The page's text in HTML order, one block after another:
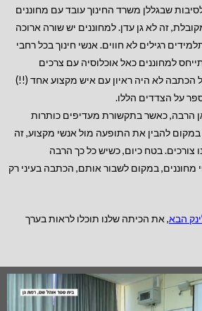
שבגללן משרד החינוך עובד עם מחוננים
זה לא גן עדן. למחוננים יש שורה ארוכה
רגילים לא חווים. אנשי חינוך בכל רחבי
למחוננים כאל אוכלוסיה עם צרכים
הכתבה לא היה ראיון עם איש מקצוע אחד (!!)
על הצדדים הללו.
הרבה, כאשר בתקשורת מעדיפים כותרות
להבין את התופעה מול אנשי מקצוע, זה
צורכים. בטח כיום, כשיש כל כך הרבה
מחוננים, במקום לשבור אותם, הכתבה בעיני רק
הבא, את הכיתה שלנו תוכלו לראות בערך